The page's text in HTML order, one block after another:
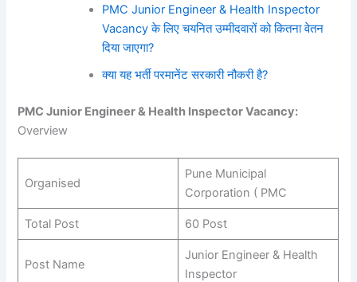
PMC Junior Engineer & Health Inspector
Vacancy के लिए चयनित उम्मीदवारों को कितना वेतन
दिया जाएगा?
क्या यह भर्ती परमानेंट सरकारी नौकरी है?
PMC Junior Engineer & Health Inspector Vacancy:
Overview
Organised
Pune Municipal
Corporation ( PMC
Total Post 60 Post
Post Name
Junior Engineer & Health
Inspector